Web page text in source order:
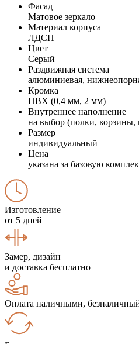
Фасад
Матовое зеркало
Материал корпуса
ЛДСП
Цвет
Серый
Раздвижная система
алюминиевая,
Кромка
ПВХ (0,4 мм, 2 мм)
Внутреннее наполнение
на выбор (полки, корзины,
Размер
индивидуальный
Цена
указана за базовую
Изготовление
от 5 дней
Замер, дизайн
и доставка бесплатно
Оплата наличными,